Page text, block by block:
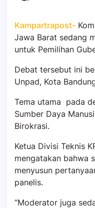
Kampartrapost-
Jawa Barat sedang
untuk Pemilihan
Debat tersebut ini
Unpad, Kota
Tema utama pada
Sumber Daya
Birokrasi.
Ketua Divisi Teknis
mengatakan bahwa
menyusun
panelis.
“Moderator juga